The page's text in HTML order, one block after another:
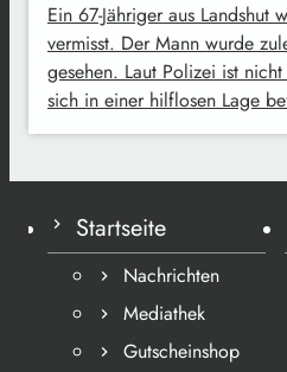
Ein 67-Jähriger aus
vermisst. Der Mann wurde
gesehen. Laut Polizei ist
sich in einer hilflosen Lage
Startseite
Nachrichten
Mediathek
Gutscheinshop